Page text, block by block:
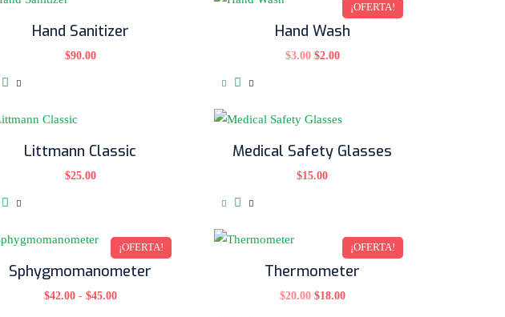
Hand Sanitizer
$90.00
¡OFERTA!
Hand Wash
$3.00 $2.00
Littmann Classic
$25.00
Medical Safety Glasses
$15.00
¡OFERTA!
Sphygmomanometer
$42.00 - $45.00
¡OFERTA!
Thermometer
$20.00 $18.00